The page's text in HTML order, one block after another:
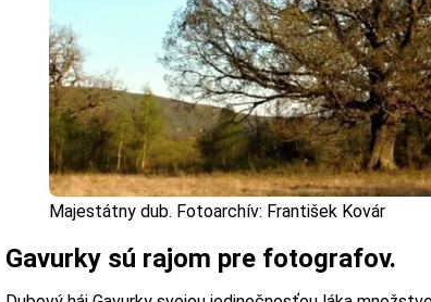
Majestátny dub. Fotoarchív: František Kovár
Gavurky sú rajom pre fotografov.